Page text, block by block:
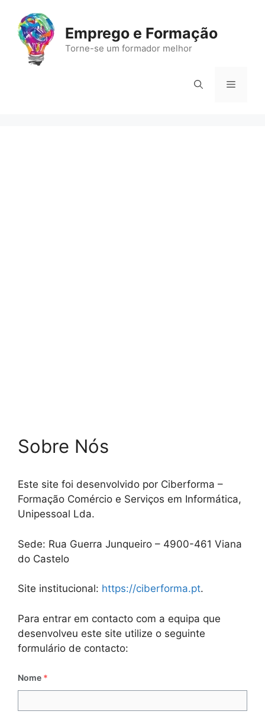
para
conteúdo
Emprego e Formação
Torne-se um formador melhor
Menu
Sobre Nós
Este site foi desenvolvido por Ciberforma –
Formação Comércio e Serviços em Informática,
Unipessoal Lda.
Sede: Rua Guerra Junqueiro – 4900-461 Viana
do Castelo
Site institucional: https://ciberforma.pt.
Para entrar em contacto com a equipa que
desenvolveu este site utilize o seguinte
formulário de contacto:
Nome *